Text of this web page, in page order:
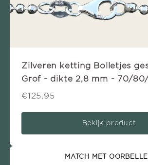
Zilveren ketting Bolletjes
Grof - dikte 2,8 mm - 70/
€125,95
Bekijk product
MATCH MET